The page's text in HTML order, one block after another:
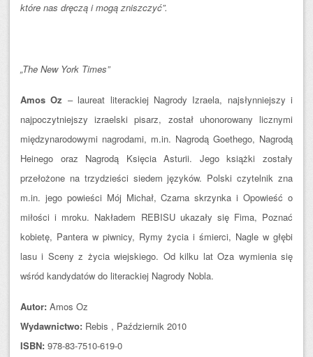
które nas dręczą i mogą zniszczyć”.
„The New York Times”
Amos Oz – laureat literackiej Nagrody Izraela, najsłynniejszy i
najpoczytniejszy izraelski pisarz, został uhonorowany licznymi
międzynarodowymi nagrodami, m.in. Nagrodą Goethego, Nagrodą
Heinego oraz Nagrodą Księcia Asturii. Jego książki zostały
przełożone na trzydzieści siedem języków. Polski czytelnik zna
m.in. jego powieści Mój Michał, Czarna skrzynka i Opowieść o
miłości i mroku. Nakładem REBISU ukazały się Fima, Poznać
kobietę, Pantera w piwnicy, Rymy życia i śmierci, Nagle w głębi
lasu i Sceny z życia wiejskiego. Od kilku lat Oza wymienia się
wśród kandydatów do literackiej Nagrody Nobla.
Autor: Amos Oz
Wydawnictwo: Rebis , Październik 2010
ISBN: 978-83-7510-619-0